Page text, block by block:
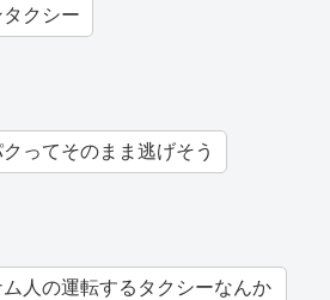
クシー
ってそのまま逃げそう
人の運転するタクシーなんか